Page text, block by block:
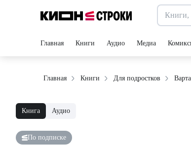
Главная Книги Аудио Медиа
Главная Книги Для подростков
Книга Аудио
По подписке